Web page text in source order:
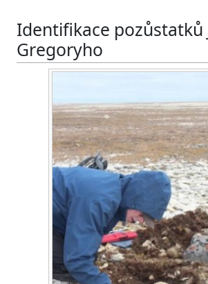
Identifikace pozůstatků
Gregoryho